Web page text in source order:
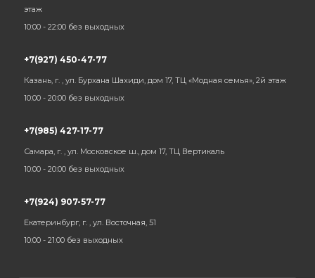
этаж
10:00 - 22:00 без выходных
+7(927) 450-47-77
Казань, г. , ул. Бурхана Шахиди, дом 17, ТЦ «Модная семья», 2й этаж
10:00 - 20:00 без выходных
+7(985) 427-17-77
Самара, г. , ул. Московское ш., дом 17, ТЦ Вертикаль
10:00 - 20:00 без выходных
+7(924) 907-57-77
Екатеринбург, г. , ул. Восточная, 51
10:00 - 21:00 без выходных